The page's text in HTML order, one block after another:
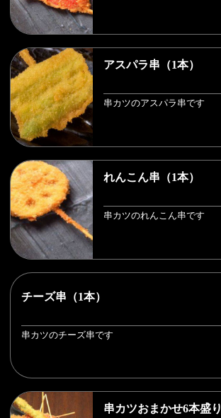
アスパラ串（1本）
串カツのアスパラ串です
れんこん串（1本）
串カツのれんこん串です
チーズ串（1本）
串カツのチーズ串です
串カツおまかせ6本盛り